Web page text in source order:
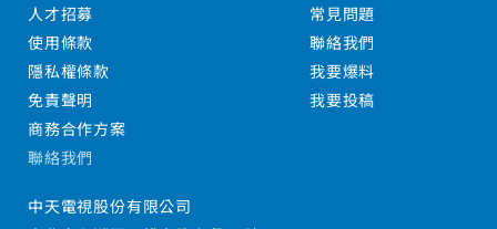
人才招募
使用條款
隱私權條款
免責聲明
商務合作方案
常見問題
聯絡我們
我要爆料
我要投稿
聯絡我們
中天電視股份有限公司